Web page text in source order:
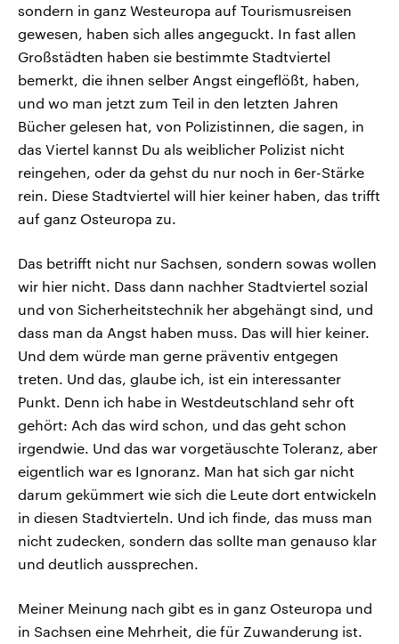
sondern in ganz Westeuropa auf Tourismusreisen
gewesen, haben sich alles angeguckt. In fast allen
Großstädten haben sie bestimmte Stadtviertel
bemerkt, die ihnen selber Angst eingeflößt, haben,
und wo man jetzt zum Teil in den letzten Jahren
Bücher gelesen hat, von Polizistinnen, die sagen, in
das Viertel kannst Du als weiblicher Polizist nicht
reingehen, oder da gehst du nur noch in 6er-Stärke
rein. Diese Stadtviertel will hier keiner haben, das trifft
auf ganz Osteuropa zu.
Das betrifft nicht nur Sachsen, sondern sowas wollen
wir hier nicht. Dass dann nachher Stadtviertel sozial
und von Sicherheitstechnik her abgehängt sind, und
dass man da Angst haben muss. Das will hier keiner.
Und dem würde man gerne präventiv entgegen
treten. Und das, glaube ich, ist ein interessanter
Punkt. Denn ich habe in Westdeutschland sehr oft
gehört: Ach das wird schon, und das geht schon
irgendwie. Und das war vorgetäuschte Toleranz, aber
eigentlich war es Ignoranz. Man hat sich gar nicht
darum gekümmert wie sich die Leute dort entwickeln
in diesen Stadtvierteln. Und ich finde, das muss man
nicht zudecken, sondern das sollte man genauso klar
und deutlich aussprechen.
Meiner Meinung nach gibt es in ganz Osteuropa und
in Sachsen eine Mehrheit, die für Zuwanderung ist.